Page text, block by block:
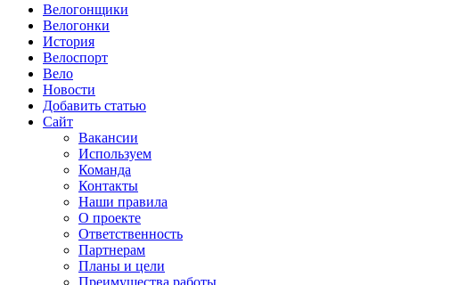
Велогонщики
Велогонки
История
Велоспорт
Вело
Новости
Добавить статью
Сайт
Вакансии
Используем
Команда
Контакты
Наши правила
О проекте
Ответственность
Партнерам
Планы и цели
Преимущества работы